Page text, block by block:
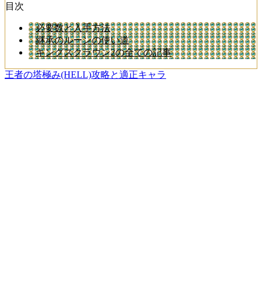
目次
必要数と入手方法
継承のルーンの使い道
キングスクラウン2の全ての記事
王者の塔極み(HELL)攻略と適正キャラ